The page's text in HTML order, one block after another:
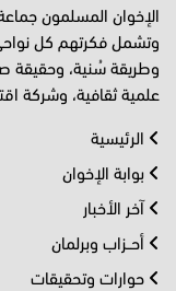
الإخوان المسلمون
وتشمل فكرتهم كل
وطريقة سُنية، وحقيقة
علمية ثقافية، وشركة
الرئيسية
بوابة الإخوان
آخر الأخبار
أحــزاب وبرلمان
حوارات وتحقيقات